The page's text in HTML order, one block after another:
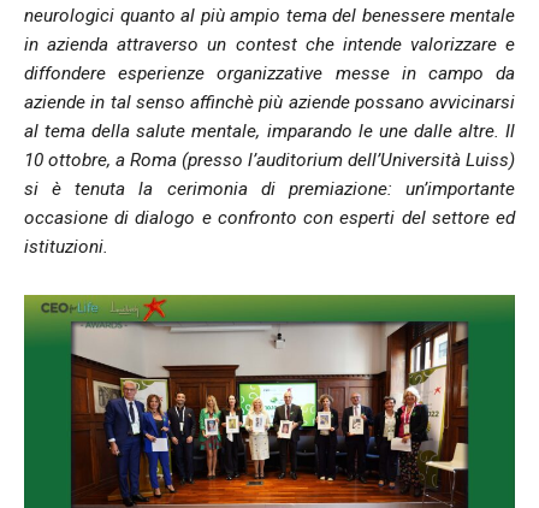
neurologici quanto al più ampio tema del benessere mentale
in azienda attraverso un contest che intende valorizzare e
diffondere esperienze organizzative messe in campo da
aziende in tal senso affinchè più aziende possano avvicinarsi
al tema della salute mentale, imparando le une dalle altre. Il
10 ottobre, a Roma (presso l’auditorium dell’Università Luiss)
si è tenuta la cerimonia di premiazione: un’importante
occasione di dialogo e confronto con esperti del settore ed
istituzioni.